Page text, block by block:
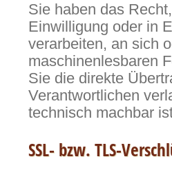
Sie haben das
Einwilligung oder in
verarbeiten, an sich
maschinenlesbaren
Sie die direkte
Verantwortlichen
technisch machbar
SSL- bzw. TLS-